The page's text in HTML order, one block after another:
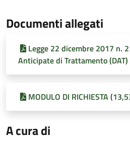
Documenti allegati
Legge 22 dicembre 2017 n.
Anticipate di Trattamento (DAT)
MODULO DI RICHIESTA
A cura di